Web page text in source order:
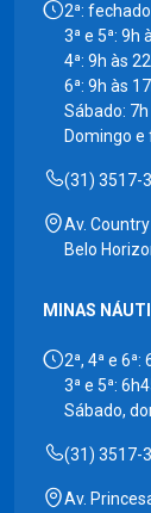
2ª: fechado
3ª e 5ª: 9h
4ª: 9h às
6ª: 9h às
Sábado:
Domingo e
(31) 3517-
Av.
Belo
MINAS
2ª, 4ª e 6ª:
3ª e 5ª:
Sábado,
(31) 3517-
Av.